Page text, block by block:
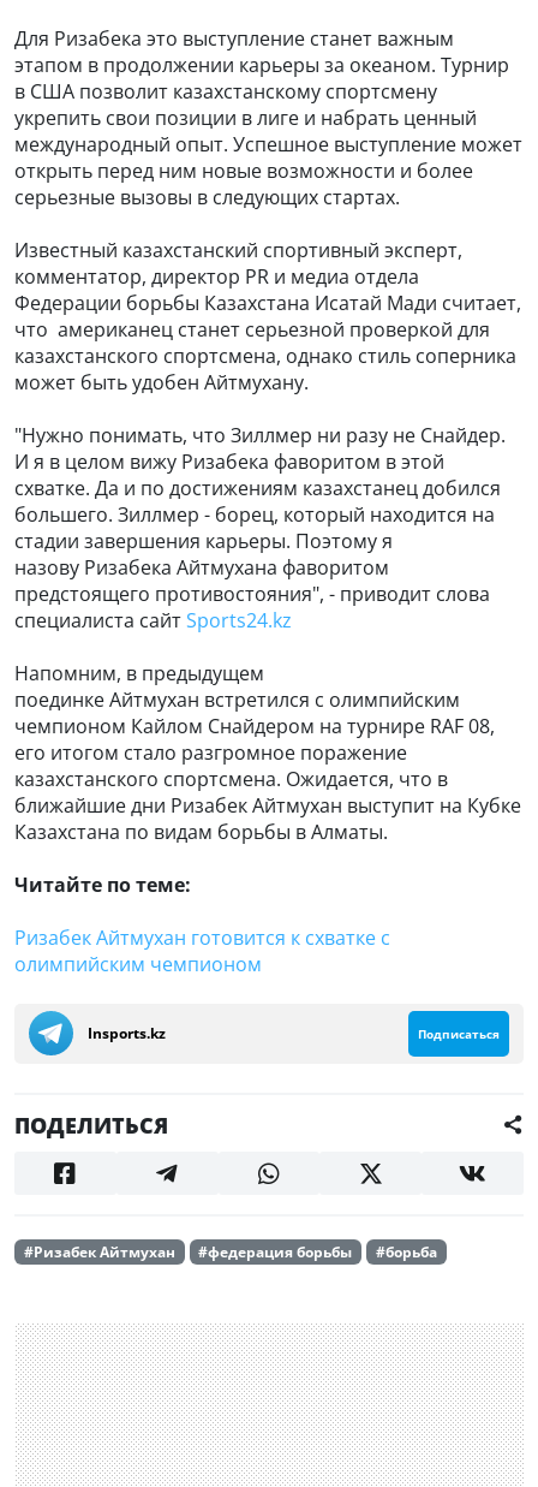
Для Ризабека это выступление станет важным
этапом в продолжении карьеры за океаном. Турнир
в США позволит казахстанскому спортсмену
укрепить свои позиции в лиге и набрать ценный
международный опыт. Успешное выступление может
открыть перед ним новые возможности и более
серьезные вызовы в следующих стартах.
Известный казахстанский спортивный эксперт,
комментатор, директор PR и медиа отдела
Федерации борьбы Казахстана Исатай Мади считает,
что американец станет серьезной проверкой для
казахстанского спортсмена, однако стиль соперника
может быть удобен Айтмухану.
"Нужно понимать, что Зиллмер ни разу не Снайдер.
И я в целом вижу Ризабека фаворитом в этой
схватке. Да и по достижениям казахстанец добился
большего. Зиллмер - борец, который находится на
стадии завершения карьеры. Поэтому я
назову Ризабека Айтмухана фаворитом
предстоящего противостояния", - приводит слова
специалиста сайтSports24.kz
Напомним, в предыдущем
поединке Айтмухан встретился с олимпийским
чемпионом Кайлом Снайдером на турнире RAF 08,
его итогом стало разгромное поражение
казахстанского спортсмена. Ожидается, что в
ближайшие дни Ризабек Айтмухан выступит на Кубке
Казахстана по видам борьбы в Алматы.
Читайте по теме:
Ризабек Айтмухан готовится к схватке с
олимпийским чемпионом
Insports.kz Подписаться
ПОДЕЛИТЬСЯ
#Ризабек Айтмухан #федерация борьбы #борьба